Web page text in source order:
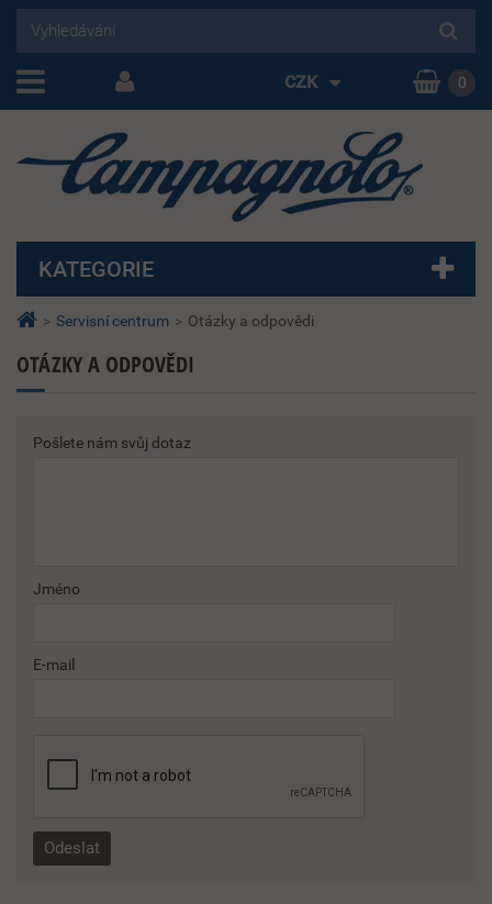
> Servisní centrum > Otázky a odpovědi
OTÁZKY A ODPOVĚDI
Pošlete nám svůj dotaz
Jméno
E-mail
KATEGORIE
CZK 0